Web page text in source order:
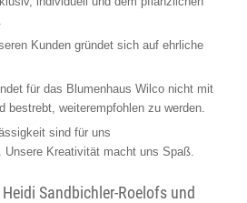
Kunden gründet sich auf ehrliche
für das Blumenhaus Wilco nicht mit
bestrebt, weiterempfohlen zu werden.
sind für uns
Unsere Kreativität macht uns Spaß.
Sandbichler-Roelofs und